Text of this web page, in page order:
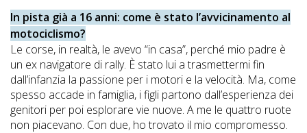
In pista già a 16 anni: come è stato l’avvicinamento al
motociclismo?
Le corse, in realtà, le avevo “in casa”, perché mio padre è
un ex navigatore di rally. È stato lui a trasmettermi fin
dall’infanzia la passione per i motori e la velocità. Ma, come
spesso accade in famiglia, i figli partono dall’esperienza dei
genitori per poi esplorare vie nuove. A me le quattro ruote
non piacevano. Con due, ho trovato il mio compromesso.